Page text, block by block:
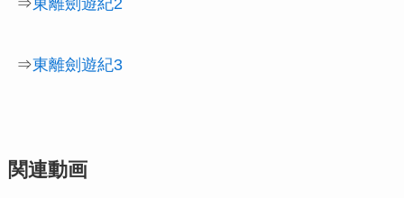
⇒東離劍遊紀2
⇒東離劍遊紀3
関連動画